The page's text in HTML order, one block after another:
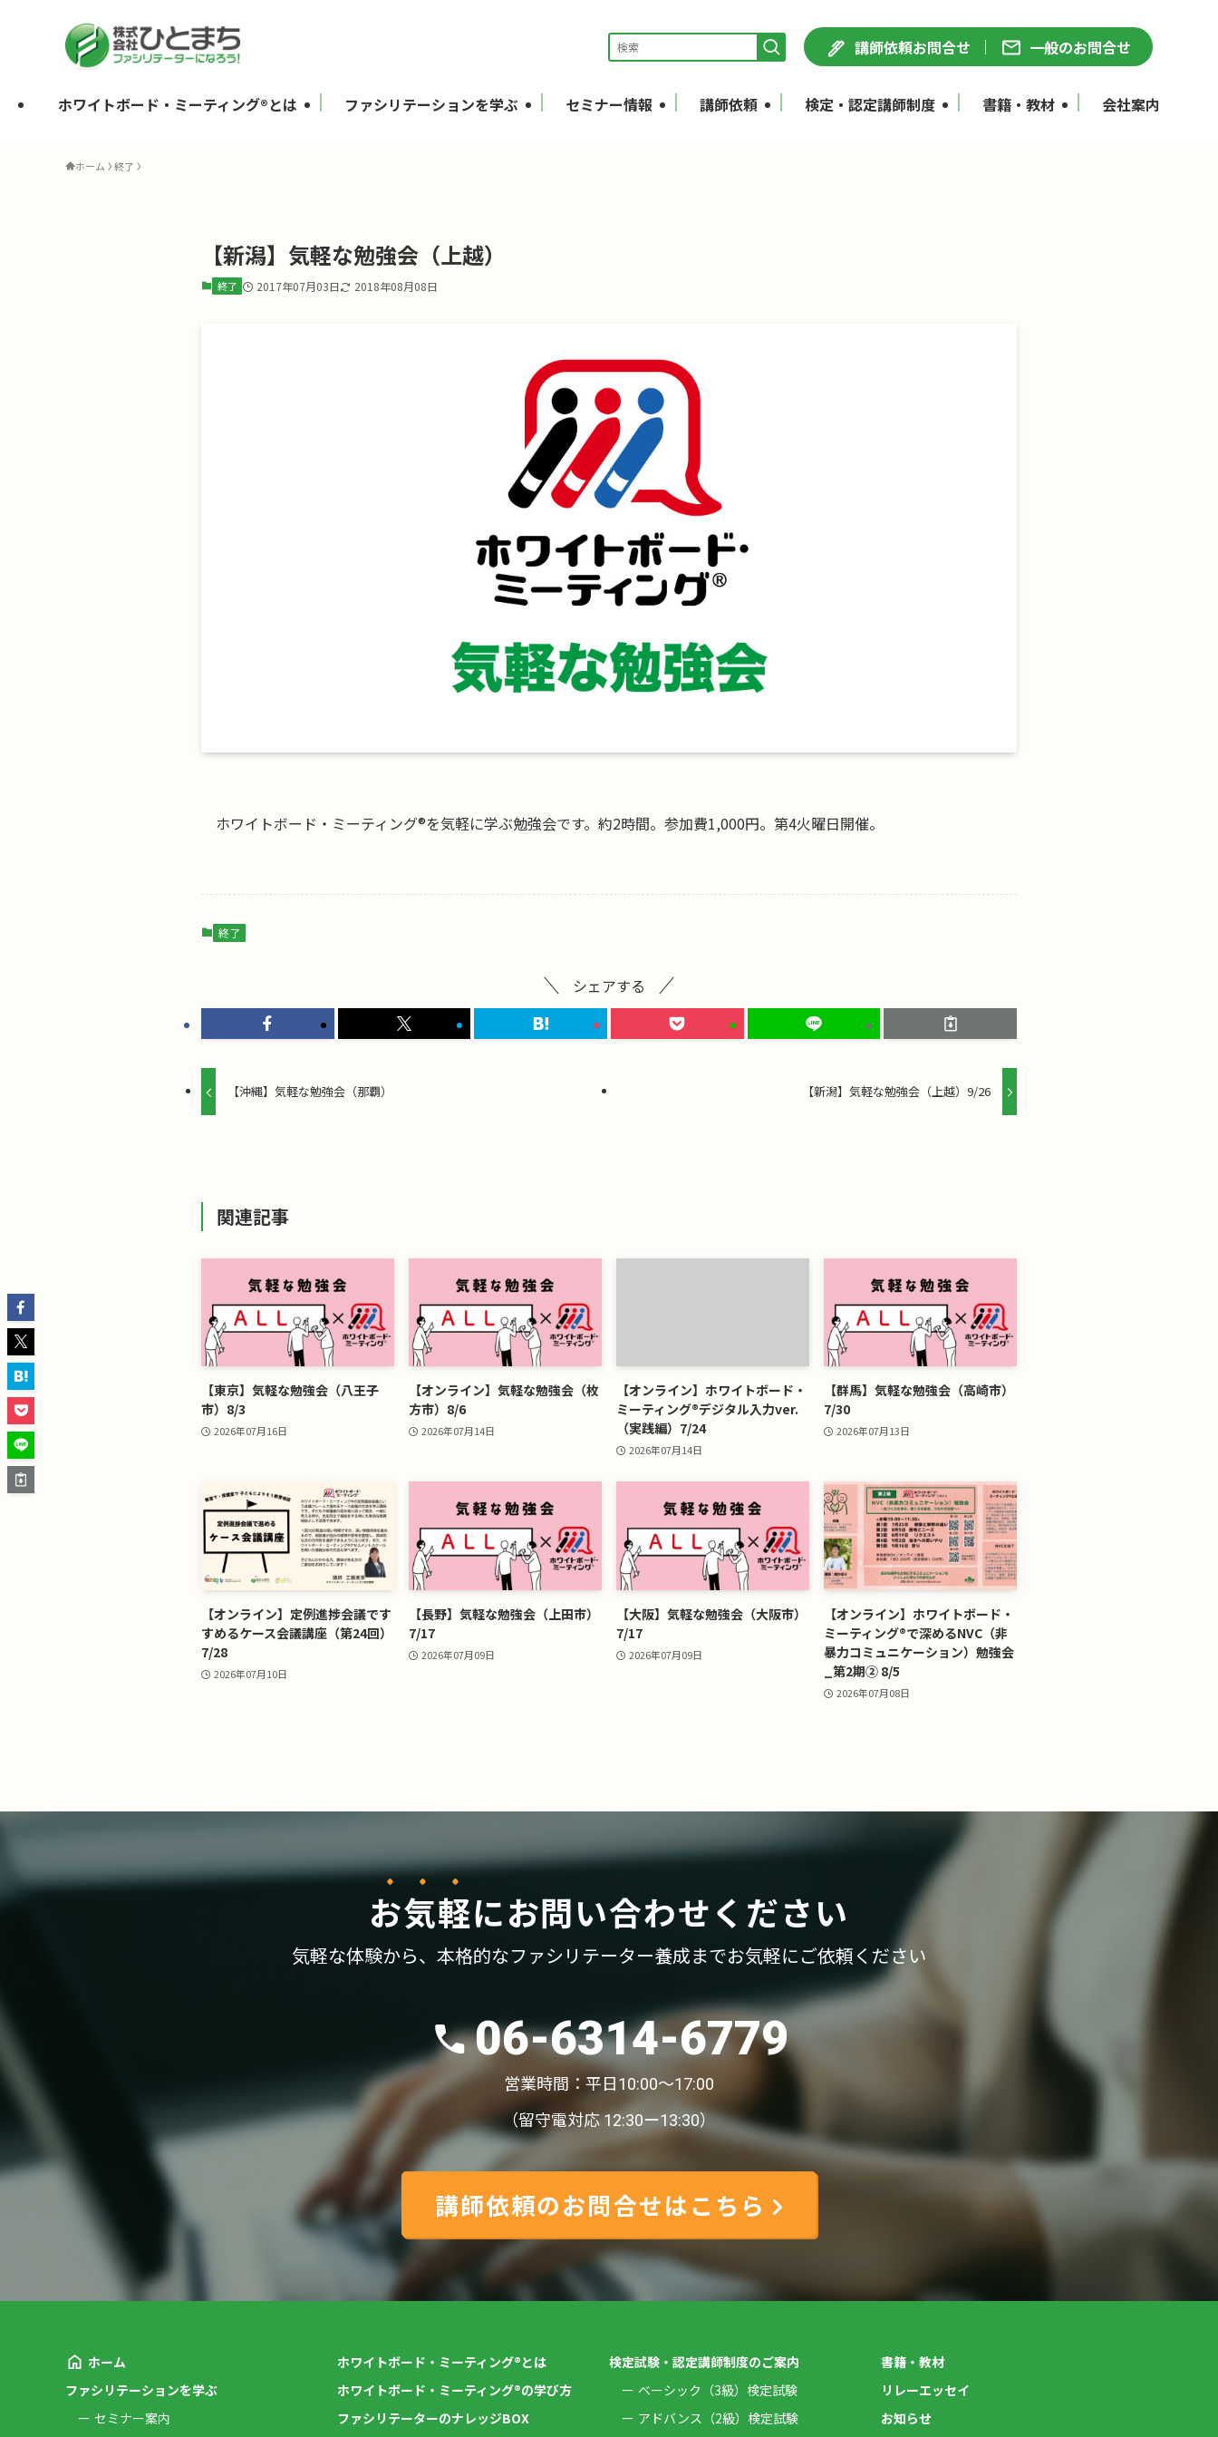
講師依頼お問合せ 一般のお問合せ
ホワイトボード・ミーティング®とは ファシリテーションを学ぶ セミナー情報 講師依頼 検定・認定講師制度 書籍・教材 会社案内
ホーム 終了
【新潟】気軽な勉強会（上越）
終了 2017年07月03日 2018年08月08日
ホワイトボード・ミーティング®を気軽に学ぶ勉強会です。約2時間。参加費1,000円。第4火曜日開催。
終了
シェアする
【沖縄】気軽な勉強会（那覇） 【新潟】気軽な勉強会（上越）9/26
関連記事
【東京】気軽な勉強会（八王子
市）8/3
2026年07月16日
【オンライン】気軽な勉強会（枚
方市）8/6
2026年07月14日
【オンライン】ホワイトボード・
ミーティング®デジタル入力ver.
（実践編）7/24
2026年07月14日
【群馬】気軽な勉強会（高崎市）
7/30
2026年07月13日
【オンライン】定例進捗会議です
すめるケース会議講座（第24回）
7/28
2026年07月10日
【長野】気軽な勉強会（上田市）
7/17
2026年07月09日
【大阪】気軽な勉強会（大阪市）
7/17
2026年07月09日
【オンライン】ホワイトボード・
ミーティング®で深めるNVC（非
暴力コミュニケーション）勉強会
_第2期② 8/5
2026年07月08日
お気軽にお問い合わせください
気軽な体験から、 本格的なファシリテーター養成までお気軽にご依頼ください
06-6314-6779
営業時間：平日10:00〜17:00
（留守電対応 12:30ー13:30）
講師依頼のお問合せはこちら
ホーム
ファシリテーションを学ぶ
セミナー案内
ホワイトボード・ミーティング®とは
ホワイトボード・ミーティング®の学び方
ファシリテーターのナレッジBOX
検定試験・認定講師制度のご案内
ベーシック（3級）検定試験
アドバンス（2級）検定試験
書籍・教材
リレーエッセイ
お知らせ